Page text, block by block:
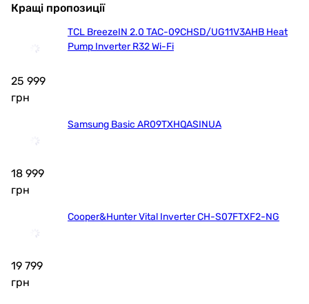
Кращі пропозиції
TCL BreezeIN 2.0 TAC-09CHSD/UG11V3AHB Heat
Pump Inverter R32 Wi-Fi
25 999
грн
Samsung Basic AR09TXHQASINUA
18 999
грн
Cooper&Hunter Vital Inverter CH-S07FTXF2-NG
19 799
грн